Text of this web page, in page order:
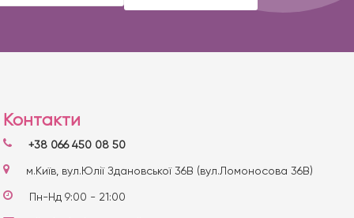
Контакти
+38 066 450 08 50
м.Київ, вул.Юлії Здановської 36В (вул.Ломоносова 36В)
Пн-Нд 9:00 - 21:00